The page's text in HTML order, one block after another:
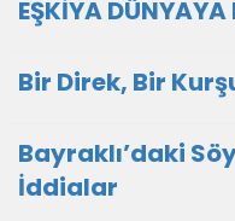
EŞKİYA
Bir Direk, Bir
Bayraklı’daki
İddialar